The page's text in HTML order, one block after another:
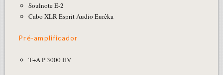
Soulnote E-2
Cabo XLR Esprit Audio Eurêka
Pré-amplificador
T+A P 3000 HV